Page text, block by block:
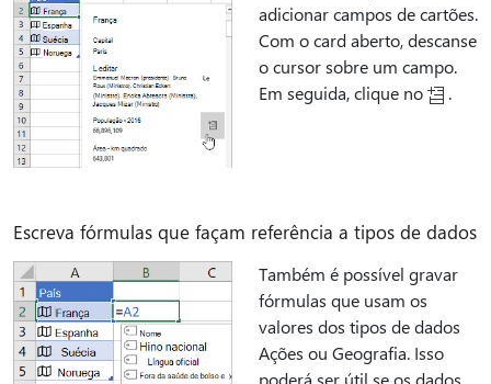
adicionar campos de cartões.
Com o card aberto, descanse
o cursor sobre um campo.
Em seguida,clique no .
Escreva fórmulas que façam referência a tipos de dados
Também é possível gravar
fórmulas que usam os
valores dos tipos de dados
Ações ou Geografia. Isso
poderá ser útil se os dados